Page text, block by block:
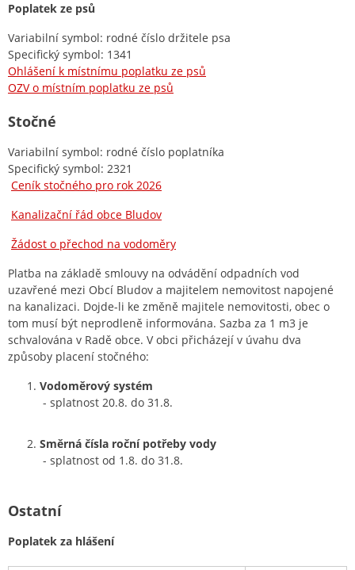
Poplatek ze psů
Variabilní symbol: rodné číslo držitele psa
Specifický symbol: 1341
Ohlášení k místnímu poplatku ze psů
OZV o místním poplatku ze psů
Stočné
Variabilní symbol: rodné číslo poplatníka
Specifický symbol: 2321
Ceník stočného pro rok 2026
Kanalizační řád obce Bludov
Žádost o přechod na vodoměry
Platba na základě smlouvy na odvádění odpadních vod
uzavřené mezi Obcí Bludov a majitelem nemovitost napojené
na kanalizaci. Dojde-li ke změně majitele nemovitosti, obec o
tom musí být neprodleně informována. Sazba za 1 m3 je
schvalována v Radě obce. V obci přicházejí v úvahu dva
způsoby placení stočného:
Vodoměrový systém
- splatnost 20.8. do 31.8.
Směrná čísla roční potřeby vody
- splatnost od 1.8. do 31.8.
Ostatní
Poplatek za hlášení